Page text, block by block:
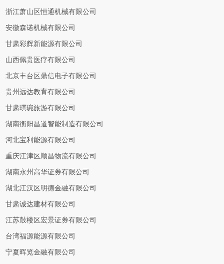
浙江萧山区恒通机械有限公司
安徽森诺机械有限公司
甘肃彩辉新能源有限公司
山西佩贵医疗有限公司
北京丰台区鼎信电子有限公司
贵州远达教育有限公司
甘肃琪琬旅游有限公司
湖南衡阳昌道智能制造有限公司
河北宝利能源有限公司
重庆江津区顺昌物流有限公司
湖南永州高华证券有限公司
湖北江汉区明德金融有限公司
甘肃诚达建材有限公司
江苏鼓楼区宏景证券有限公司
台湾福源能源有限公司
宁夏晖览金融有限公司